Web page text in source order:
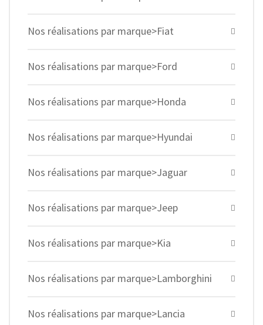
Nos réalisations par marque>Fiat
Nos réalisations par marque>Ford
Nos réalisations par marque>Honda
Nos réalisations par marque>Hyundai
Nos réalisations par marque>Jaguar
Nos réalisations par marque>Jeep
Nos réalisations par marque>Kia
Nos réalisations par marque>Lamborghini
Nos réalisations par marque>Lancia